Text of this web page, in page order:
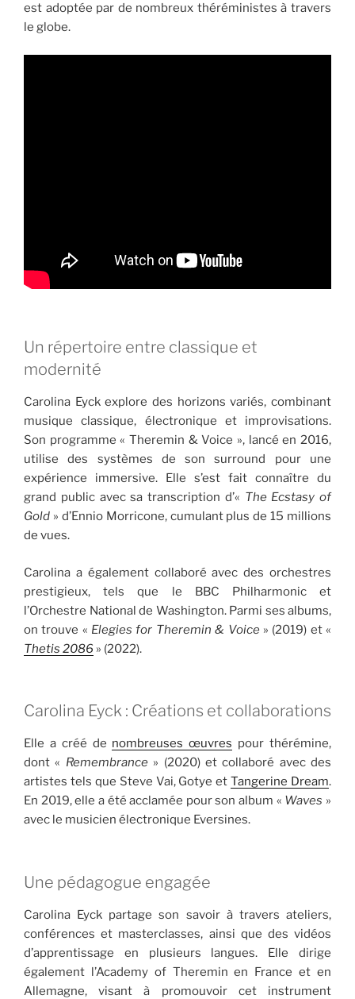
est adoptée par de nombreux théréministes à travers
le globe.
Un répertoire entre classique et
modernité
Carolina Eyck explore des horizons variés, combinant
musique classique, électronique et improvisations.
Son programme « Theremin & Voice », lancé en 2016,
utilise des systèmes de son surround pour une
expérience immersive. Elle s’est fait connaître du
grand public avec sa transcription d’« The Ecstasy of
Gold » d’Ennio Morricone, cumulant plus de 15 millions
de vues.
Carolina a également collaboré avec des orchestres
prestigieux, tels que le BBC Philharmonic et
l’Orchestre National de Washington. Parmi ses albums,
on trouve « Elegies for Theremin & Voice» (2019) et «
Thetis 2086 » (2022).
Carolina Eyck : Créations et collaborations
Elle a créé de nombreuses œuvres pour thérémine,
dont « Remembrance» (2020) et collaboré avec des
artistes tels que Steve Vai, Gotye etTangerine Dream.
En 2019, elle a été acclamée pour son album « Waves »
avec le musicien électronique Eversines.
Une pédagogue engagée
Carolina Eyck partage son savoir à travers ateliers,
conférences et masterclasses, ainsi que des vidéos
d’apprentissage en plusieurs langues. Elle dirige
également l’Academy of Theremin en France et en
Allemagne, visant à promouvoir cet instrument